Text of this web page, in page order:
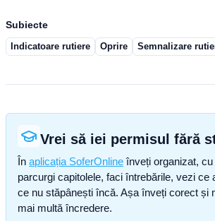
Subiecte
Indicatoare rutiere Oprire Semnalizare
Vrei să iei permisul fără
În aplicația SoferOnline înveți organizat,
parcurgi capitolele, faci întrebările, vezi ce
ce nu stăpânești încă. Așa înveți corect și
mai multă încredere.